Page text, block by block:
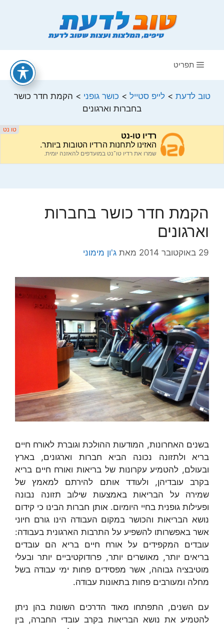
תפריט
טוב לדעת >לייפ סטייל > כושר גופני > הקמת חדר כושר
בחברות וארגונים
הקמת חדר כושר בחברות
וארגונים
29 באוקטובר 2014 מאת ג'ון מימוני
בשנים האחרונות, המודעות ההולכת וגוברת לאורח חיים
בריא ולתזונה נכונה הביא חברות וארגונים, בארץ
ובעולם, להטמיע עקרונות של בריאות ואורח חיים בריא
בקרב עובדיהן, ולעודד אותם להירתם למאמץ של
שמירה על הבריאות באמצעות שילוב תזונה נבונה
ופעילות גופנית בחיי היומיום. אותן חברות הבינו כי קידום
נושא הבריאות והכושר במקום העבודה הינו גורם חיוני
אשר באפשרותו להשפיע על התרבות הארגונית בעבודה:
עובדים המקפידים על אורח חיים בריא הם עובדים
בריאים יותר, מאושרים יותר, פרודוקטיביים יותר ובעלי
מוטיבציה גבוהה, אשר מפסידים פחות ימי עבודה בשל
מחלה ומעורבים פחות בתאונות עבודה.
עם השנים, התפתחו מאוד הדרכים השונות בהן ניתן
להטמיע את נושא הבריאות בקרב עובדי החברה, בין